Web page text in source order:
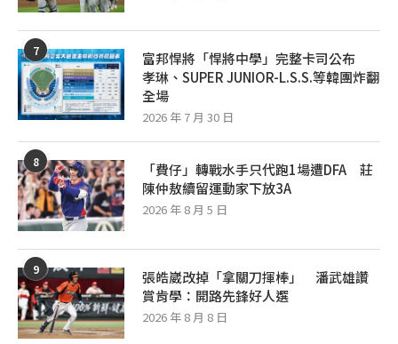
7
富邦悍將「悍將中學」完整卡司公布
孝琳、SUPER JUNIOR-L.S.S.等韓團炸翻
全場
2026 年 7 月 30 日
8
「費仔」轉戰水手只代跑1場遭DFA 莊
陳仲敖續留運動家下放3A
2026 年 8 月 5 日
9
張皓崴改掉「拿關刀揮棒」 潘武雄讚
賞肯學：開路先鋒好人選
2026 年 8 月 8 日